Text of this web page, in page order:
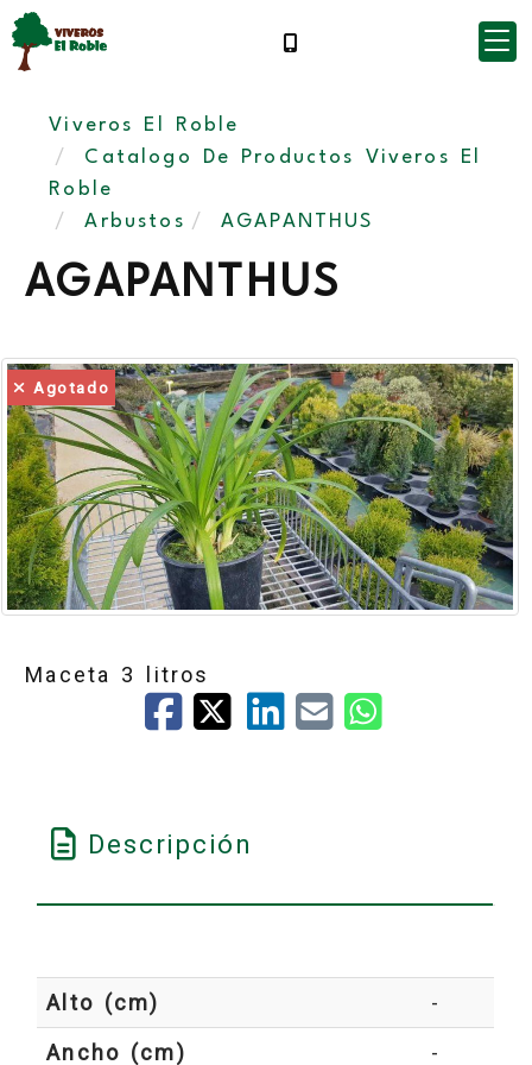
Viveros El Roble
Catalogo De Productos Viveros El
Roble
Arbustos
AGAPANTHUS
AGAPANTHUS
Agotado
Maceta 3 litros
Descripción
Alto (cm)
-
Ancho (cm)
-